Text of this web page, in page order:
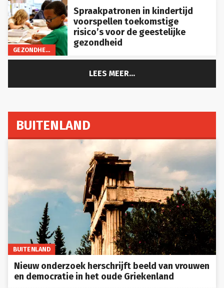
GEZONDHEID
Spraakpatronen in kindertijd
voorspellen toekomstige
risico’s voor de geestelijke
gezondheid
LEES MEER...
BUITENLAND
BUITENLAND
Nieuw onderzoek herschrijft beeld van vrouwen
en democratie in het oude Griekenland